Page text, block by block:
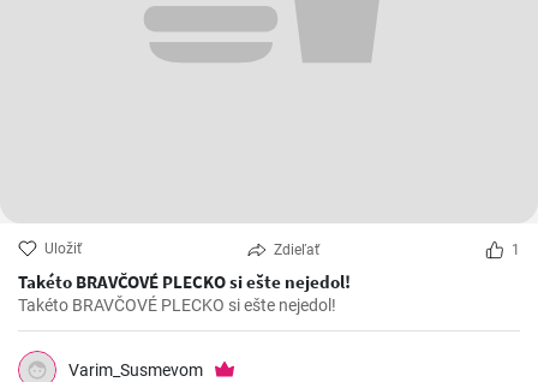
Uložiť Zdieľať 1
Takéto BRAVČOVÉ PLECKO si ešte nejedol!
Takéto BRAVČOVÉ PLECKO si ešte nejedol!
Varim_Susmevom